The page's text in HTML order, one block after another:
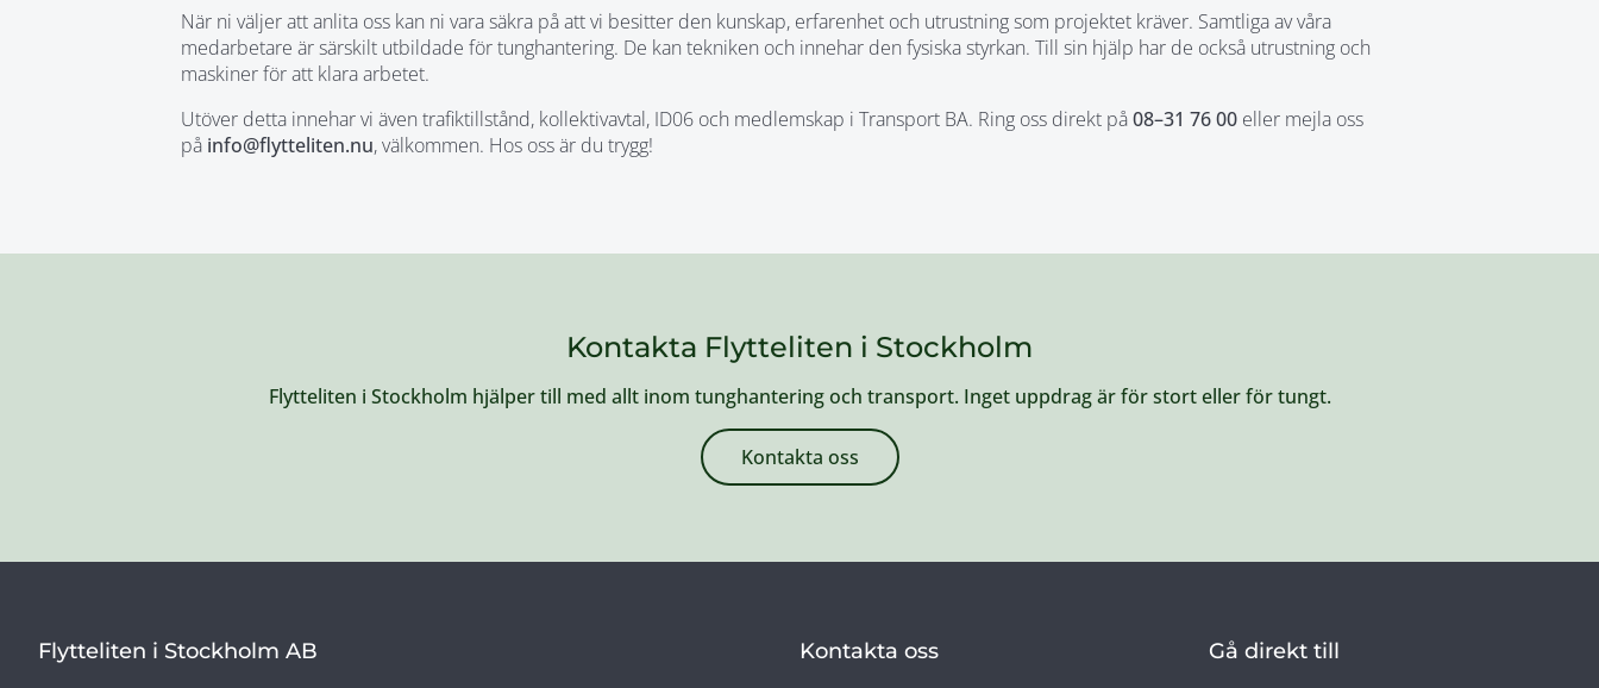
När ni väljer att anlita oss kan ni vara säkra på att vi besitter den kunskap, erfarenhet och utrustning som projektet kräver. Samtliga av våra
medarbetare är särskilt utbildade för tunghantering. De kan tekniken och innehar den fysiska styrkan. Till sin hjälp har de också utrustning och
maskiner för att klara arbetet.
Utöver detta innehar vi även trafiktillstånd, kollektivavtal, ID06 och medlemskap i Transport BA. Ring oss direkt på08–31 76 00 eller mejla oss
på info@flytteliten.nu, välkommen. Hos oss är du trygg!
Kontakta Flytteliten i Stockholm
Flytteliten i Stockholm hjälper till med allt inom tunghantering och transport. Inget uppdrag är för stort eller för tungt.
Kontakta oss
Flytteliten i Stockholm AB
Kontakta oss
Gå direkt till